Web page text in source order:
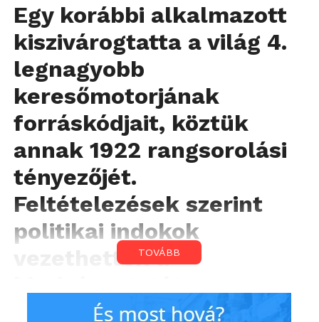
Egy korábbi alkalmazott
kiszivárogtatta a világ 4.
legnagyobb
keresőmotorjának
forráskódjait, köztük
annak 1922 rangsorolási
tényezőjét.
Feltételezések szerint
politikai indokok
vezethették a
A kiszivárgott forráskódok egy hacker fórumon
TOVÁBB